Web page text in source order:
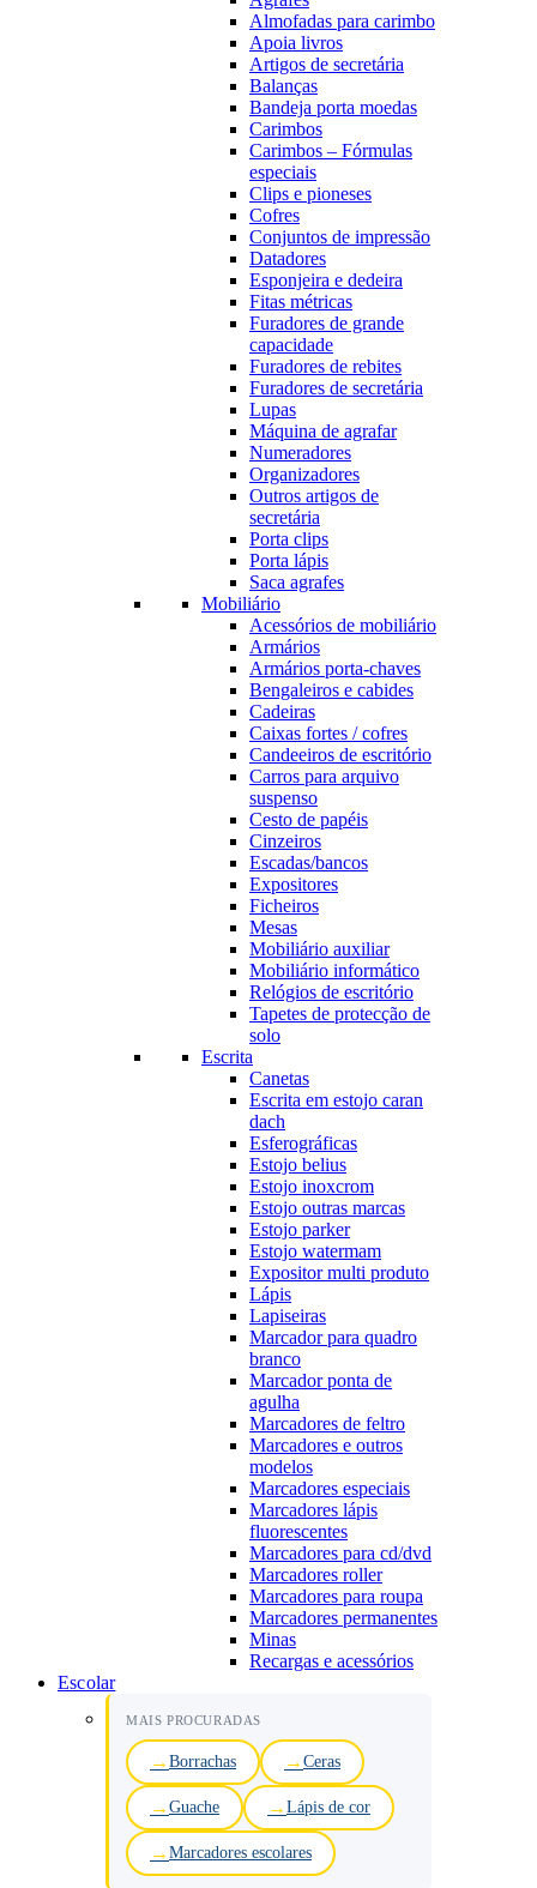
Almofadas para carimbo
Apoia livros
Artigos de secretária
Balanças
Bandeja porta moedas
Carimbos
Carimbos – Fórmulas
especiais
Clips e pioneses
Cofres
Conjuntos de impressão
Datadores
Esponjeira e dedeira
Fitas métricas
Furadores de grande
capacidade
Furadores de rebites
Furadores de secretária
Lupas
Máquina de agrafar
Numeradores
Organizadores
Outros artigos de
secretária
Porta clips
Porta lápis
Saca agrafes
Mobiliário
Acessórios de mobiliário
Armários
Armários porta-chaves
Bengaleiros e cabides
Cadeiras
Caixas fortes / cofres
Candeeiros de escritório
Carros para arquivo
suspenso
Cesto de papéis
Cinzeiros
Escadas/bancos
Expositores
Ficheiros
Mesas
Mobiliário auxiliar
Mobiliário informático
Relógios de escritório
Tapetes de protecção de
solo
Escrita
Canetas
Escrita em estojo caran
dach
Esferográficas
Estojo belius
Estojo inoxcrom
Estojo outras marcas
Estojo parker
Estojo watermam
Expositor multi produto
Lápis
Lapiseiras
Marcador para quadro
branco
Marcador ponta de
agulha
Marcadores de feltro
Marcadores e outros
modelos
Marcadores especiais
Marcadores lápis
fluorescentes
Marcadores para cd/dvd
Marcadores roller
Marcadores para roupa
Marcadores permanentes
Minas
Recargas e acessórios
Escolar
MAIS PROCURADAS
Borrachas Ceras
Guache Lápis de cor
Marcadores escolares